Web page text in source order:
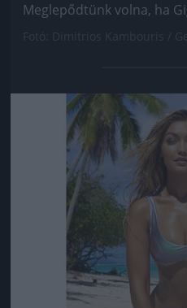
Meglepődtünk volna, ha
Jön